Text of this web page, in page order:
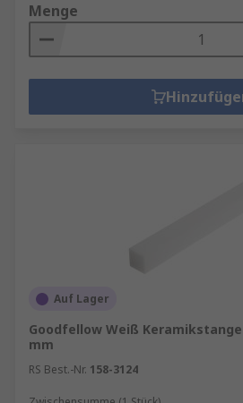
Menge
Auf Lager
Goodfellow Weiß
mm
RS Best.-Nr. 158-3124